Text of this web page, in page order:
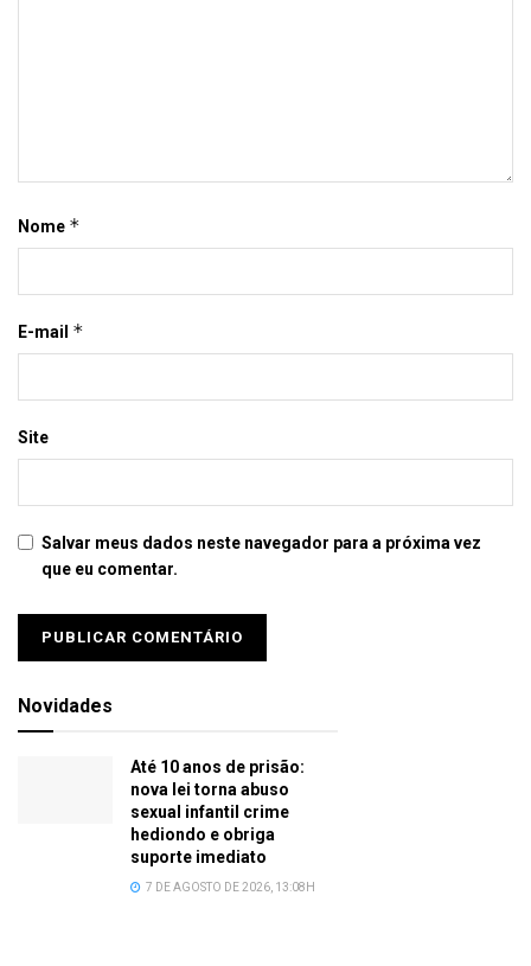
Nome *
E-mail *
Site
Salvar meus dados neste navegador para a próxima vez
que eu comentar.
Novidades
Até 10 anos de prisão:
nova lei torna abuso
sexual infantil crime
hediondo e obriga
suporte imediato
7 DE AGOSTO DE 2026, 13:08H